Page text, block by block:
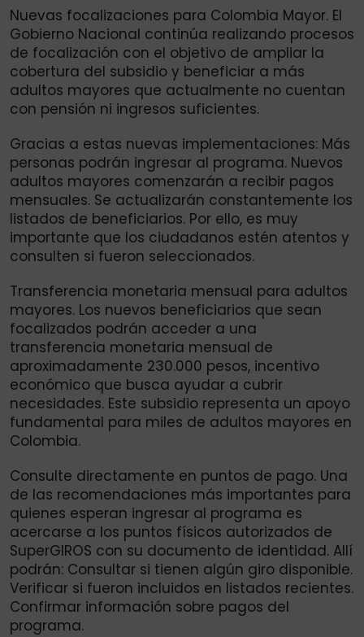
Nuevas focalizaciones para Colombia Mayor. El
Gobierno Nacional continúa realizando procesos
de focalización con el objetivo de ampliar la
cobertura del subsidio y beneficiar a más
adultos mayores que actualmente no cuentan
con pensión ni ingresos suficientes.
Gracias a estas nuevas implementaciones: Más
personas podrán ingresar al programa. Nuevos
adultos mayores comenzarán a recibir pagos
mensuales. Se actualizarán constantemente los
listados de beneficiarios. Por ello, es muy
importante que los ciudadanos estén atentos y
consulten si fueron seleccionados.
Transferencia monetaria mensual para adultos
mayores. Los nuevos beneficiarios que sean
focalizados podrán acceder a una
transferencia monetaria mensual de
aproximadamente 230.000 pesos, incentivo
económico que busca ayudar a cubrir
necesidades. Este subsidio representa un apoyo
fundamental para miles de adultos mayores en
Colombia.
Consulte directamente en puntos de pago. Una
de las recomendaciones más importantes para
quienes esperan ingresar al programa es
acercarse a los puntos físicos autorizados de
SuperGIROS con su documento de identidad. Allí
podrán: Consultar si tienen algún giro disponible.
Verificar si fueron incluidos en listados recientes.
Confirmar información sobre pagos del
programa.